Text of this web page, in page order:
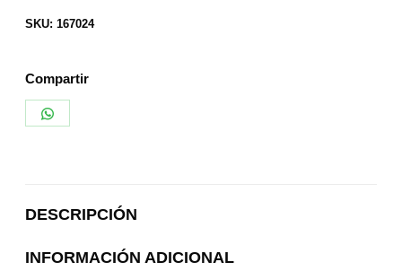
SKU: 167024
Compartir
DESCRIPCIÓN
INFORMACIÓN ADICIONAL